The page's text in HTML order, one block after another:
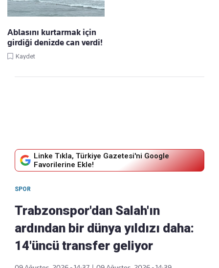
Ablasını kurtarmak için
girdiği denizde can verdi!
Kaydet
Linke Tıkla, Türkiye Gazetesi'ni Google
Favorilerine Ekle!
SPOR
Trabzonspor'dan Salah'ın
ardından bir dünya yıldızı daha:
14'üncü transfer geliyor